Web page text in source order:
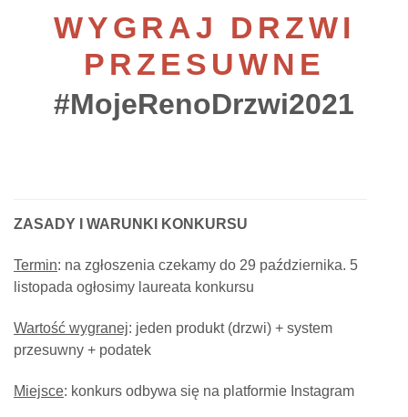
WYGRAJ DRZWI
PRZESUWNE
#MojeRenoDrzwi2021
ZASADY I WARUNKI KONKURSU
Termin: na zgłoszenia czekamy do 29 października. 5
listopada ogłosimy laureata konkursu
Wartość wygranej: jeden produkt (drzwi) + system
przesuwny + podatek
Miejsce: konkurs odbywa się na platformie Instagram